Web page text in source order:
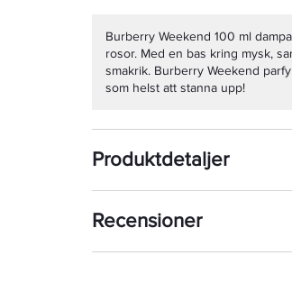
Burberry Weekend 100 ml
rosor. Med en bas kring mysk,
smakrik. Burberry Weekend
som helst att stanna upp!
Produktdetaljer
Recensioner